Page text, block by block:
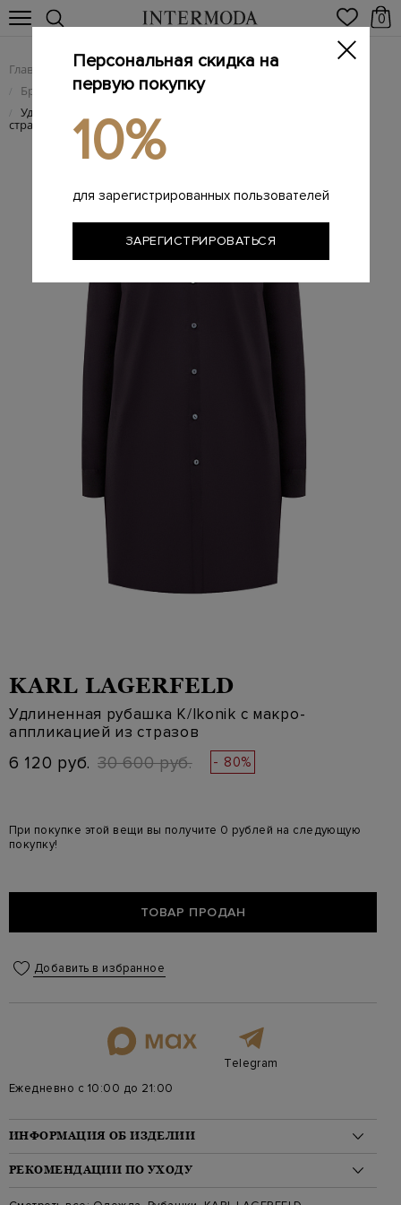
0
Главная Женщинам / Женская одежда
/ Брендовые женские рубашки
/ Удлиненная рубашка K/Ikonik с макро-аппликацией из
стразов
KARL LAGERFELD
Удлиненная рубашка K/Ikonik с макро-
аппликацией из стразов
6 120 руб. 30 600 руб. - 80%
При покупке этой вещи вы получите 0 рублей на следующую
покупку!
ТОВАР ПРОДАН
Добавить в избранное
Telegram
Ежедневно с 10:00 до 21:00
ИНФОРМАЦИЯ ОБ ИЗДЕЛИИ
Материал: хлопок 100%
На модели: 175/81/61/91 на модели размер 40
Стиль: Длинный, Удлиненная, С принтом/узором
РЕКОМЕНДАЦИИ ПО УХОДУ
Персональная скидка на
первую покупку
10%
для зарегистрированных пользователей
ЗАРЕГИСТРИРОВАТЬСЯ